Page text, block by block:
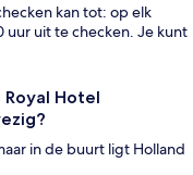
kan tot: op elk
uur uit te checken. Je kunt
Hotel
in de buurt ligt Holland